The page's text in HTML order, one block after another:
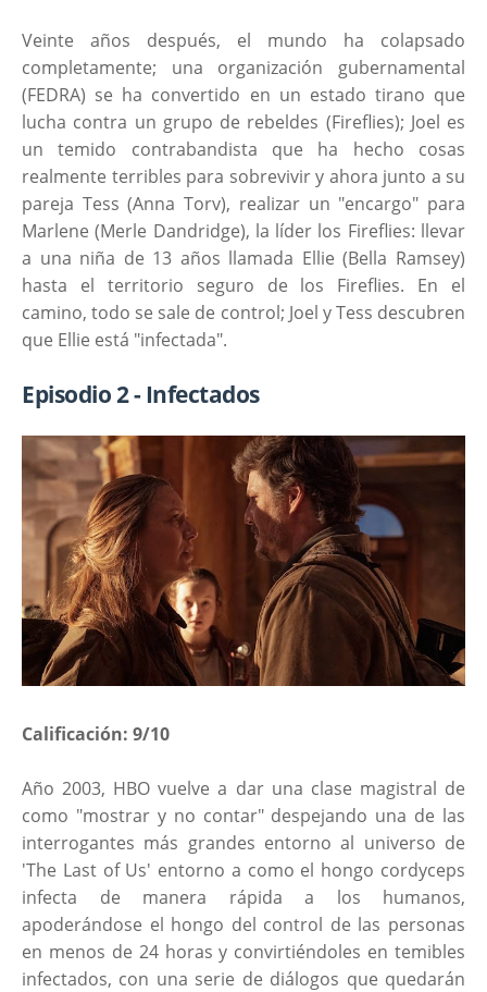
Veinte años después, el mundo ha colapsado
completamente; una organización gubernamental
(FEDRA) se ha convertido en un estado tirano que
lucha contra un grupo de rebeldes (Fireflies); Joel es
un temido contrabandista que ha hecho cosas
realmente terribles para sobrevivir y ahora junto a su
pareja Tess (Anna Torv), realizar un "encargo" para
Marlene (Merle Dandridge), la líder los Fireflies: llevar
a una niña de 13 años llamada Ellie (Bella Ramsey)
hasta el territorio seguro de los Fireflies. En el
camino, todo se sale de control; Joel y Tess descubren
que Ellie está "infectada".
Episodio 2 - Infectados
Calificación: 9/10
Año 2003, HBO vuelve a dar una clase magistral de
como "mostrar y no contar" despejando una de las
interrogantes más grandes entorno al universo de
'The Last of Us' entorno a como el hongo cordyceps
infecta de manera rápida a los humanos,
apoderándose el hongo del control de las personas
en menos de 24 horas y convirtiéndoles en temibles
infectados, con una serie de diálogos que quedarán